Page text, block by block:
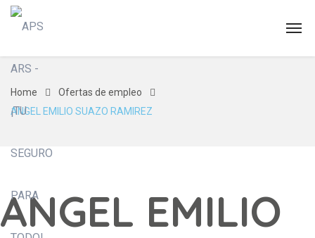
Home
Ofertas de empleo
ANGEL EMILIO SUAZO RAMIREZ
ANGEL EMILIO